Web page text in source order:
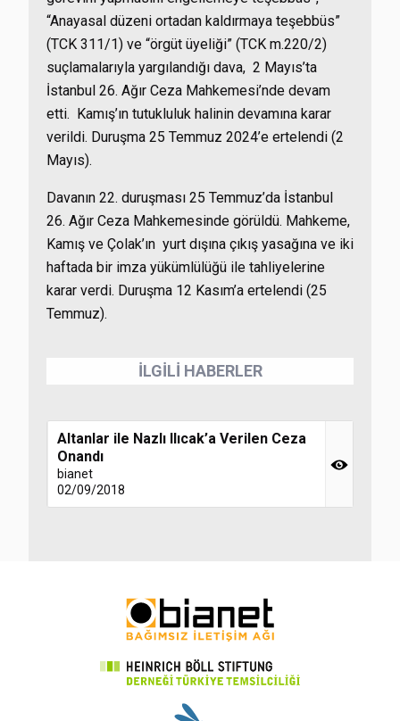
“Anayasal düzeni ortadan kaldırmaya teşebbüs”
(TCK 311/1) ve “örgüt üyeliği” (TCK m.220/2)
suçlamalarıyla yargılandığı dava, 2 Mayıs’ta
İstanbul 26. Ağır Ceza Mahkemesi’nde devam
etti. Kamış’ın tutukluluk halinin devamına karar
verildi. Duruşma 25 Temmuz 2024’e ertelendi (2
Mayıs).
Davanın 22. duruşması 25 Temmuz’da İstanbul
26. Ağır Ceza Mahkemesinde görüldü. Mahkeme,
Kamış ve Çolak’ın yurt dışına çıkış yasağına ve iki
haftada bir imza yükümlülüğü ile tahliyelerine
karar verdi. Duruşma 12 Kasım’a ertelendi (25
Temmuz).
İLGİLİ HABERLER
Altanlar ile Nazlı Ilıcak’a Verilen Ceza
Onandı
bianet
02/09/2018